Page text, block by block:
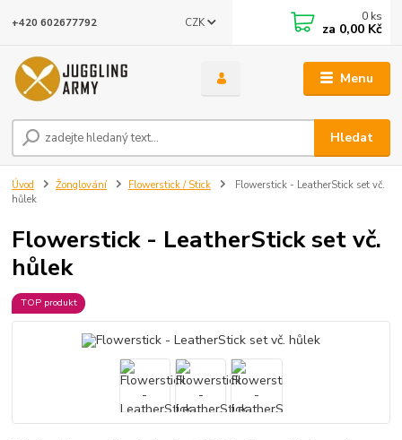
Menu
CZK
Hledat
+420 602677792 0 ks
za 0,00 Kč
Úvod Žonglování Flowerstick / Stick
Flowerstick - LeatherStick set vč.
hůlek
Flowerstick - LeatherStick set vč.
hůlek
TOP produkt